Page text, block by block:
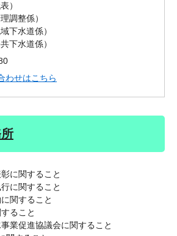
調整係
下水道係
下水道係
わせはこちら
に関すること
に関すること
関すること
ること
業促進協議会に関すること